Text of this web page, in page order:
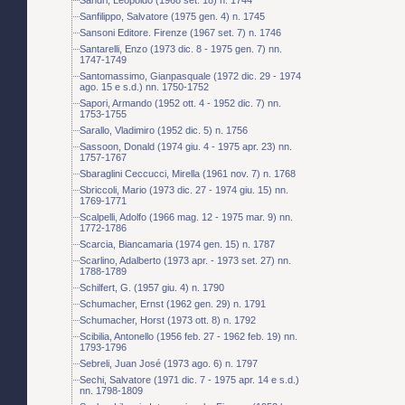
Sanfilippo, Salvatore (1975 gen. 4) n. 1745
Sansoni Editore. Firenze (1967 set. 7) n. 1746
Santarelli, Enzo (1973 dic. 8 - 1975 gen. 7) nn.
1747-1749
Santomassimo, Gianpasquale (1972 dic. 29 - 1974
ago. 15 e s.d.) nn. 1750-1752
Sapori, Armando (1952 ott. 4 - 1952 dic. 7) nn.
1753-1755
Sarallo, Vladimiro (1952 dic. 5) n. 1756
Sassoon, Donald (1974 giu. 4 - 1975 apr. 23) nn.
1757-1767
Sbaraglini Ceccucci, Mirella (1961 nov. 7) n. 1768
Sbriccoli, Mario (1973 dic. 27 - 1974 giu. 15) nn.
1769-1771
Scalpelli, Adolfo (1966 mag. 12 - 1975 mar. 9) nn.
1772-1786
Scarcia, Biancamaria (1974 gen. 15) n. 1787
Scarlino, Adalberto (1973 apr. - 1973 set. 27) nn.
1788-1789
Schilfert, G. (1957 giu. 4) n. 1790
Schumacher, Ernst (1962 gen. 29) n. 1791
Schumacher, Horst (1973 ott. 8) n. 1792
Scibilia, Antonello (1956 feb. 27 - 1962 feb. 19) nn.
1793-1796
Sebreli, Juan José (1973 ago. 6) n. 1797
Sechi, Salvatore (1971 dic. 7 - 1975 apr. 14 e s.d.)
nn. 1798-1809